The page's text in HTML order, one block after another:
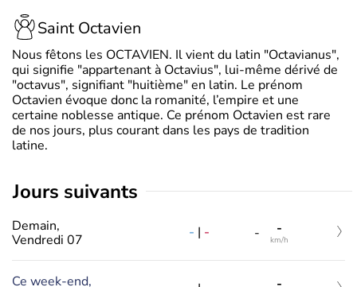
Saint Octavien
Nous fêtons les OCTAVIEN. Il vient du latin "Octavianus",
qui signifie "appartenant à Octavius", lui-même dérivé de
"octavus", signifiant "huitième" en latin. Le prénom
Octavien évoque donc la romanité, l’empire et une
certaine noblesse antique. Ce prénom Octavien est rare
de nos jours, plus courant dans les pays de tradition
latine.
jours suivants
Demain,
Vendredi 07
- | - - -
km/h
Ce week-end,